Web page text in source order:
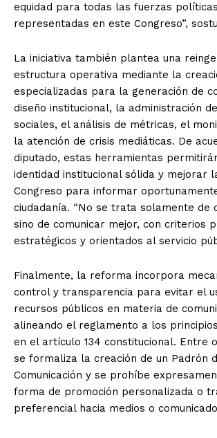
equidad para todas las fuerzas políticas
representadas en este Congreso”,
La iniciativa también plantea una
estructura operativa mediante la
especializadas para la generación de
diseño institucional, la administración
sociales, el análisis de métricas, el
la atención de crisis mediáticas. De
diputado, estas herramientas
identidad institucional sólida y mejorar
Congreso para informar
ciudadanía. “No se trata solamente de
sino de comunicar mejor, con criterios
estratégicos y orientados al servicio
Finalmente, la reforma incorpora
control y transparencia para evitar el
recursos públicos en materia de
alineando el reglamento a los
en el artículo 134 constitucional. Entre
se formaliza la creación de un Padrón
Comunicación y se prohíbe
forma de promoción personalizada o
preferencial hacia medios o